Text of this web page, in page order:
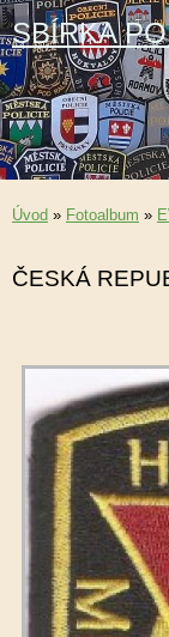
SBÍRKA
Úvod » Fotoalbum »
ČESKÁ